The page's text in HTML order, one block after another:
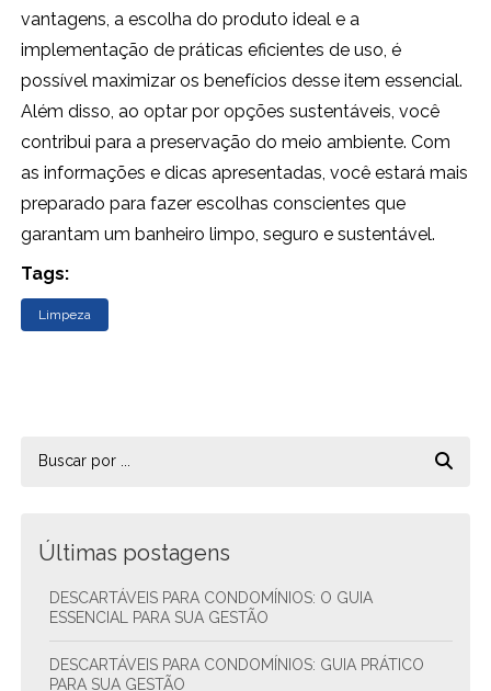
vantagens, a escolha do produto ideal e a
implementação de práticas eficientes de uso, é
possível maximizar os benefícios desse item essencial.
Além disso, ao optar por opções sustentáveis, você
contribui para a preservação do meio ambiente. Com
as informações e dicas apresentadas, você estará mais
preparado para fazer escolhas conscientes que
garantam um banheiro limpo, seguro e sustentável.
Tags:
Limpeza
Últimas postagens
DESCARTÁVEIS PARA CONDOMÍNIOS: O GUIA
ESSENCIAL PARA SUA GESTÃO
DESCARTÁVEIS PARA CONDOMÍNIOS: GUIA PRÁTICO
PARA SUA GESTÃO